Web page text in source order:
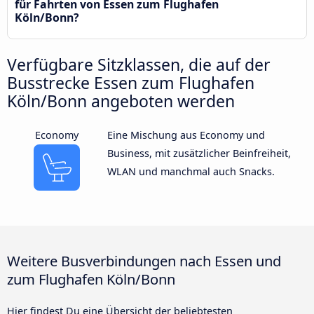
für Fahrten von Essen zum Flughafen
Köln/Bonn?
Verfügbare Sitzklassen, die auf der
Busstrecke Essen zum Flughafen
Köln/Bonn angeboten werden
Economy
Eine Mischung aus Economy und
Business, mit zusätzlicher Beinfreiheit,
WLAN und manchmal auch Snacks.
Weitere Busverbindungen nach Essen und
zum Flughafen Köln/Bonn
Hier findest Du eine Übersicht der beliebtesten